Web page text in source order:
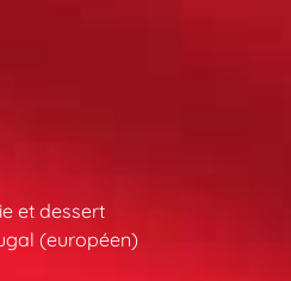
et dessert
(européen)